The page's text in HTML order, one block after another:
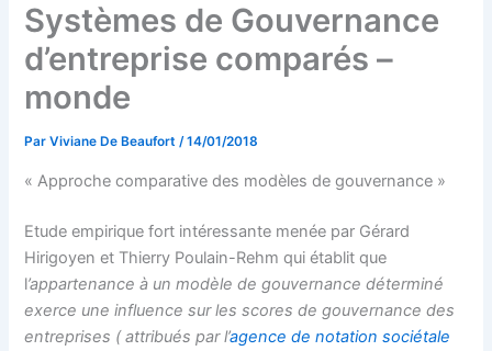
Systèmes de Gouvernance
d’entreprise comparés –
monde
ParViviane De Beaufort/14/01/2018
« Approche comparative des modèles de gouvernance »
Etude empirique fort intéressante menée par Gérard
Hirigoyen et Thierry Poulain-Rehm qui établit que
l’appartenance à un modèle de gouvernance déterminé
exerce une influence sur les scores de gouvernance des
entreprises ( attribués par l’agence de notation sociétale